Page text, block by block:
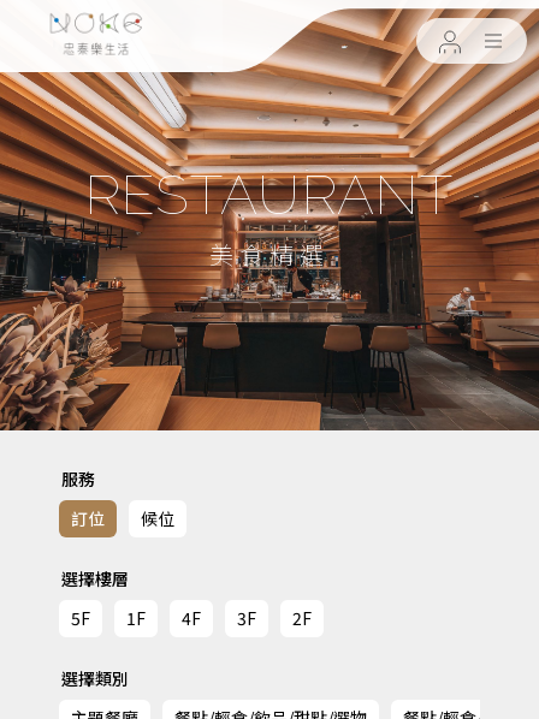
RESTAURANT
美食精選
服務
訂位
候位
選擇樓層
5F
1F 4F 3F 2F
選擇類別